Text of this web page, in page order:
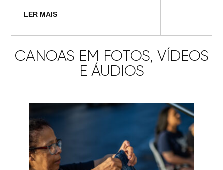
LER MAIS
CANOAS EM FOTOS, VÍDEOS
E ÁUDIOS